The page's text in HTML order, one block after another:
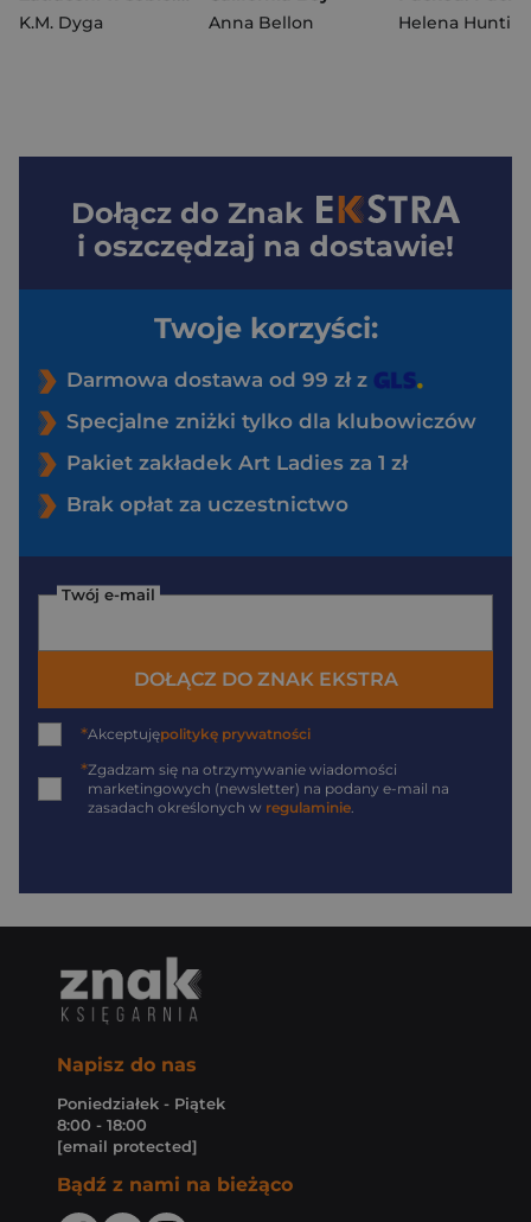
K.M. Dyga
Anna Bellon
Helena
Dołącz do Znak
i oszczędzaj na dostawie!
Twoje korzyści:
Darmowa dostawa od 99 zł z
Specjalne zniżki tylko dla klubowiczów
Pakiet zakładek Art Ladies za 1 zł
Brak opłat za uczestnictwo
Twój e-mail
DOŁĄCZ DO ZNAK EKSTRA
*Akceptujępolitykę prywatności
*Zgadzam się na otrzymywanie wiadomości
marketingowych (newsletter) na podany e-mail na
zasadach określonych w regulaminie
Napisz do nas
Poniedziałek - Piątek
8:00 - 18:00
[email protected]
Bądź z nami na bieżąco